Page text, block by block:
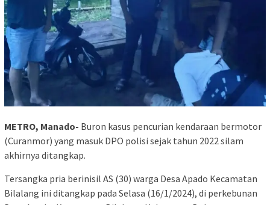
METRO, Manado- Buron kasus pencurian kendaraan bermotor
(Curanmor) yang masuk DPO polisi sejak tahun 2022 silam
akhirnya ditangkap.
Tersangka pria berinisil AS (30) warga Desa Apado Kecamatan
Bilalang ini ditangkap pada Selasa (16/1/2024), di perkebunan